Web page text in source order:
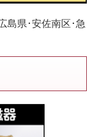
島県･安佐南区･急